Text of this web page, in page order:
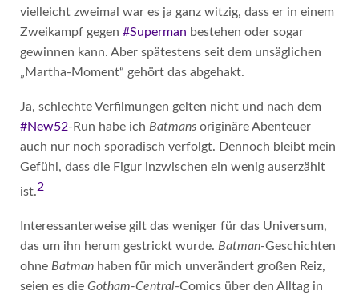
vielleicht zweimal war es ja ganz witzig, dass er in einem
Zweikampf gegen #Superman bestehen oder sogar
gewinnen kann. Aber spätestens seit dem unsäglichen
„Martha-Moment“ gehört das abgehakt.
Ja, schlechte Verfilmungen gelten nicht und nach dem
#New52-Run habe ich Batmansoriginäre Abenteuer
auch nur noch sporadisch verfolgt. Dennoch bleibt mein
Gefühl, dass die Figur inzwischen ein wenig auserzählt
ist.2
Interessanterweise gilt das weniger für das Universum,
das um ihn herum gestrickt wurde. Batman-Geschichten
ohne Batmanhaben für mich unverändert großen Reiz,
seien es die Gotham-Central-Comics über den Alltag in